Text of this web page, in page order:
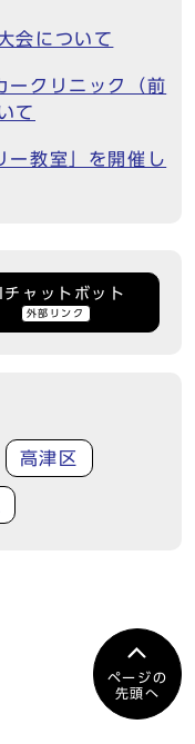
会について
ークリニック（前
て
ー教室」を開催し
ャットボット
外部リンク
高津区
ページの
先頭へ